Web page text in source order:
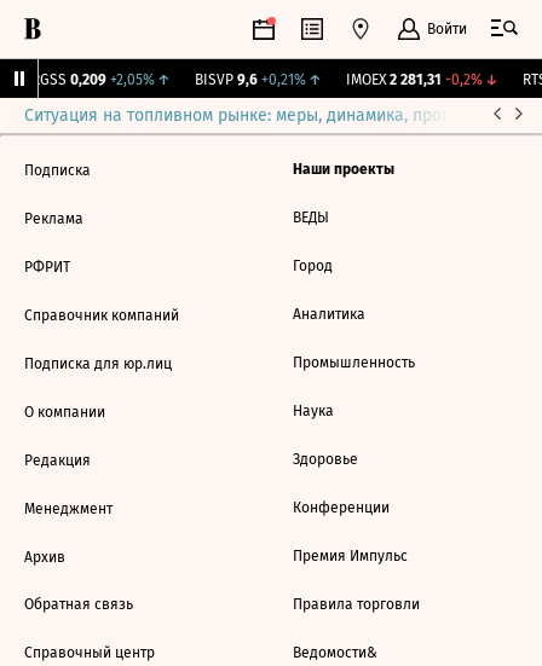
Войти
RGSS 0,209 +2,05%↑ BISVP 9,6 +0,21%↑ IMOEX 2 281,31 -0,2%↓
Ситуация на топливном рынке: меры, динамика, прогнозы
Подписка
Реклама
РФРИТ
Справочник компаний
Подписка для юр.лиц
О компании
Редакция
Менеджмент
Архив
Обратная связь
Справочный центр
Наши проекты
ВЕДЫ
Город
Аналитика
Промышленность
Наука
Здоровье
Конференции
Премия Импульс
Правила торговли
Ведомости&